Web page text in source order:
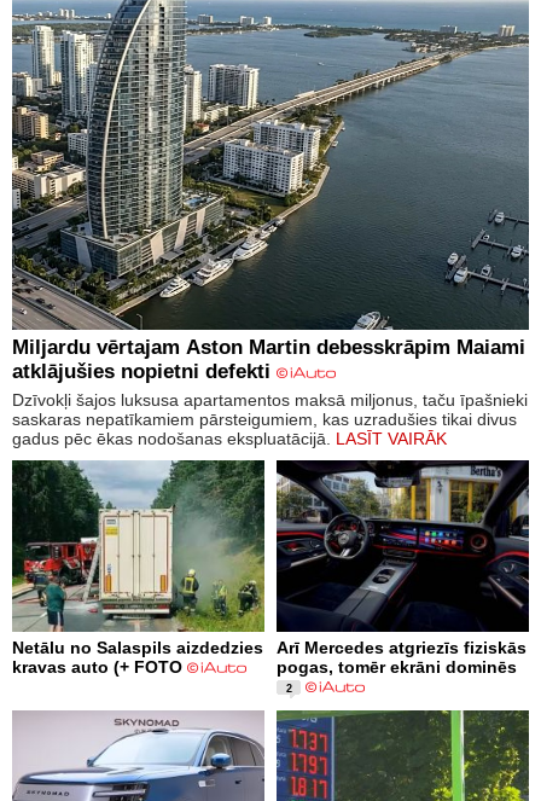
Miljardu vērtajam Aston Martin debesskrāpim Maiami
atklājušies nopietni defekti
Dzīvokļi šajos luksusa apartamentos maksā miljonus, taču īpašnieki
saskaras nepatīkamiem pārsteigumiem, kas uzradušies tikai divus
gadus pēc ēkas nodošanas ekspluatācijā. LASĪT VAIRĀK
Netālu no Salaspils aizdedzies
kravas auto (+ FOTO
Arī Mercedes atgriezīs fiziskās
pogas, tomēr ekrāni dominēs
2